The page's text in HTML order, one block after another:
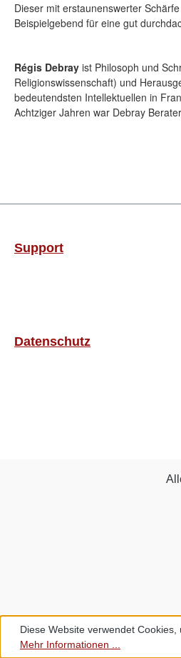
Dieser mit erstaunenswerter
Beispielgebend für eine gut
Régis Debray ist Philosoph und
Religionswissenschaft) und
bedeutendsten Intellektuellen in
Achtziger Jahren war Debray
Support
Datenschutz
Diese Website verwendet
Mehr Informationen ...